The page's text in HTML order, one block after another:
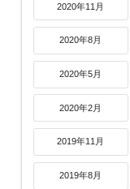
2020年11月
2020年8月
2020年5月
2020年2月
2019年11月
2019年8月